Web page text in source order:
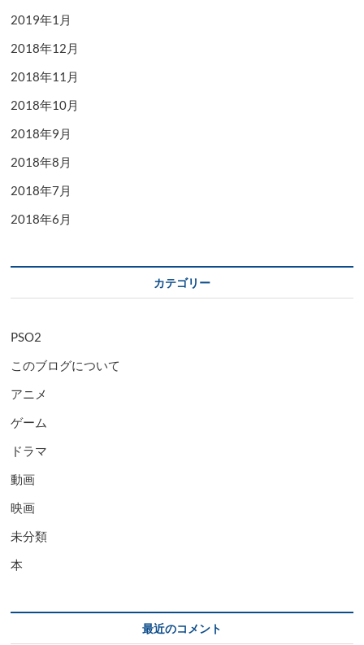
2019年1月
2018年12月
2018年11月
2018年10月
2018年9月
2018年8月
2018年7月
2018年6月
カテゴリー
PSO2
このブログについて
アニメ
ゲーム
ドラマ
動画
映画
未分類
本
最近のコメント